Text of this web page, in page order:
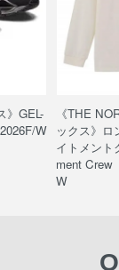
》GEL-
W
《THE
ックス》ロ
イトメント
ment Crew
W